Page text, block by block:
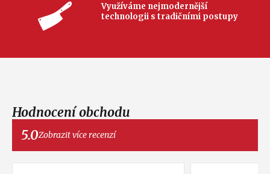
Využíváme nejmodernější
technologii s tradičními postupy
Hodnocení obchodu
5.0Zobrazit více recenzí